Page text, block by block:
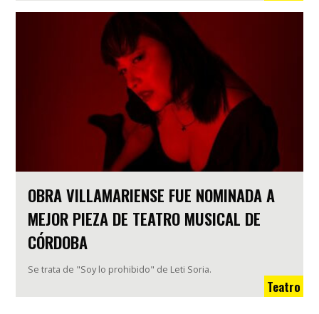
OBRA VILLAMARIENSE FUE NOMINADA A
MEJOR PIEZA DE TEATRO MUSICAL DE
CÓRDOBA
Se trata de "Soy lo prohibido" de Leti Soria.
Teatro